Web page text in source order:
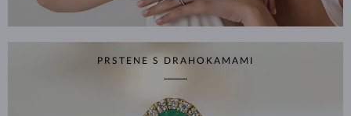
PRSTENE S DRAHOKAMAMI